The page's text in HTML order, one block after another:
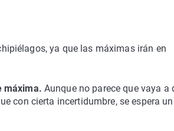
ya que las máximas irán en
máxima. Aunque no parece que vaya a
con cierta incertidumbre, se espera un